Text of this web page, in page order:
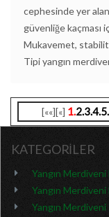
cephesinde yer
güvenliğe kaçması
Mukavemet,
Tipi yangın
[««][«] 1.2.3.4.5.
KATEGORİLER
Yangın Merdiveni
Yangın Merdiveni
Yangın Merdiveni